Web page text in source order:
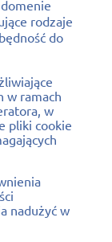
rodzaje
do
w ramach
w
pliki cookie
nadużyć w